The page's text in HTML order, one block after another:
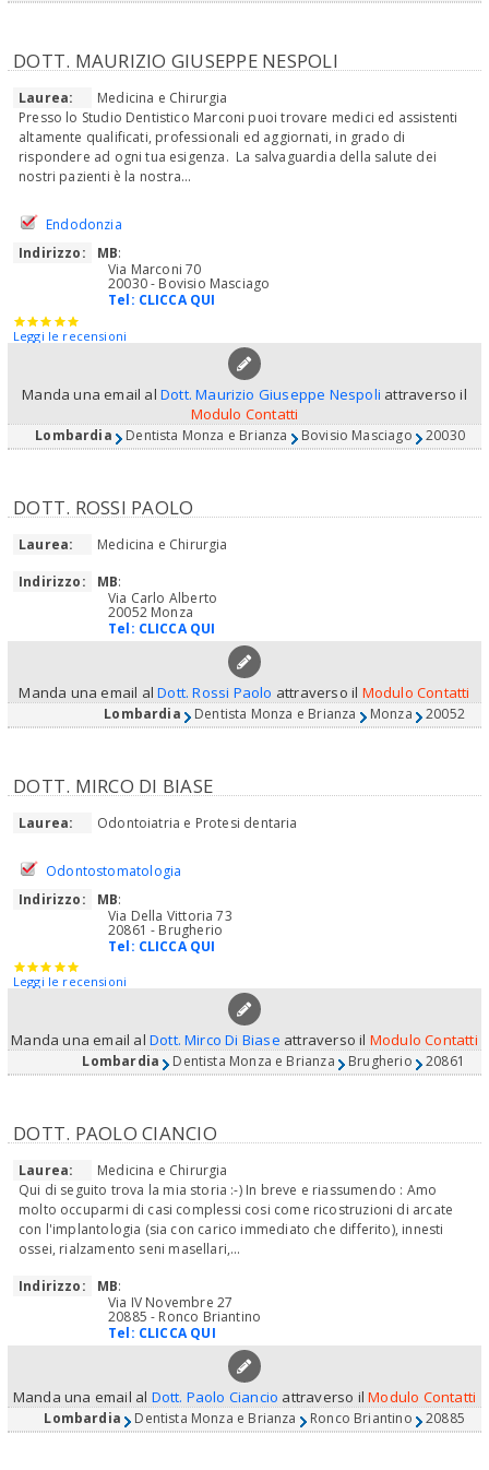
DOTT. MAURIZIO GIUSEPPE NESPOLI
Laurea:
Medicina e Chirurgia
Presso lo Studio Dentistico Marconi puoi trovare medici ed assistenti
altamente qualificati, professionali ed aggiornati, in grado di
rispondere ad ogni tua esigenza. La salvaguardia della salute dei
nostri pazienti è la nostra...
Endodonzia
Indirizzo:
MB:
Via Marconi 70
20030 - Bovisio Masciago
Tel: CLICCA QUI
Leggi le recensioni
Manda una email al Dott. Maurizio Giuseppe Nespoli attraverso il
Modulo Contatti
Lombardia Dentista Monza e Brianza Bovisio Masciago 20030
DOTT. ROSSI PAOLO
Laurea:
Medicina e Chirurgia
Indirizzo:
MB:
Via Carlo Alberto
20052 Monza
Tel: CLICCA QUI
Manda una email alDott. Rossi Paolo attraverso il Modulo Contatti
Lombardia Dentista Monza e Brianza Monza 20052
DOTT. MIRCO DI BIASE
Laurea: Odontoiatria e Protesi dentaria
Odontostomatologia
Indirizzo:
MB:
Via Della Vittoria 73
20861 - Brugherio
Tel: CLICCA QUI
Leggi le recensioni
Manda una email al Dott. Mirco Di Biase attraverso il Modulo Contatti
Lombardia Dentista Monza e Brianza Brugherio 20861
DOTT. PAOLO CIANCIO
Laurea:
Medicina e Chirurgia
Qui di seguito trova la mia storia :-) In breve e riassumendo : Amo
molto occuparmi di casi complessi cosi come ricostruzioni di arcate
con l'implantologia (sia con carico immediato che differito), innesti
ossei, rialzamento seni masellari,...
Indirizzo:
MB:
Via IV Novembre 27
20885 - Ronco Briantino
Tel: CLICCA QUI
Manda una email al Dott. Paolo Ciancio attraverso ilModulo Contatti
Lombardia Dentista Monza e Brianza Ronco Briantino 20885